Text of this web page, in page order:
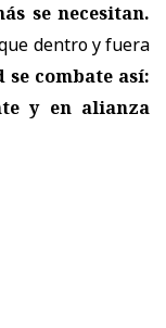
se necesitan.
dentro y fuera
combate así:
y en alianza